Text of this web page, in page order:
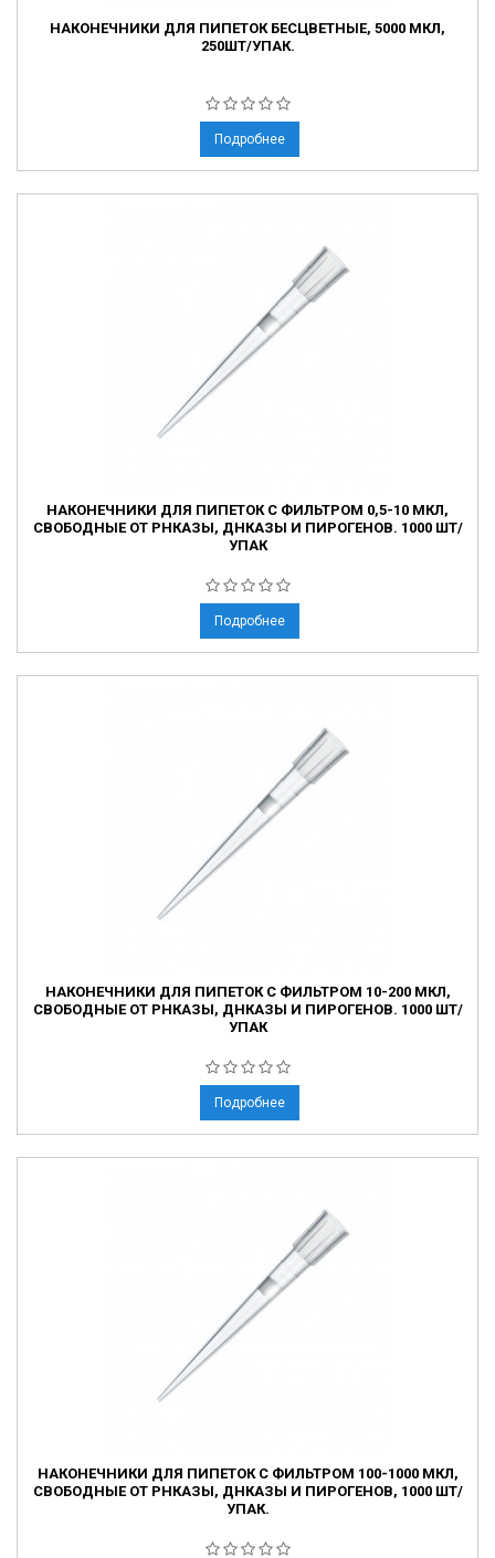
НАКОНЕЧНИКИ ДЛЯ ПИПЕТОК БЕСЦВЕТНЫЕ, 5000 МКЛ,
250ШТ/УПАК.
Подробнее
НАКОНЕЧНИКИ ДЛЯ ПИПЕТОК С ФИЛЬТРОМ 0,5-10 МКЛ,
СВОБОДНЫЕ ОТ РНКАЗЫ, ДНКАЗЫ И ПИРОГЕНОВ. 1000 ШТ/
УПАК
Подробнее
НАКОНЕЧНИКИ ДЛЯ ПИПЕТОК С ФИЛЬТРОМ 10-200 МКЛ,
СВОБОДНЫЕ ОТ РНКАЗЫ, ДНКАЗЫ И ПИРОГЕНОВ. 1000 ШТ/
УПАК
Подробнее
НАКОНЕЧНИКИ ДЛЯ ПИПЕТОК С ФИЛЬТРОМ 100-1000 МКЛ,
СВОБОДНЫЕ ОТ РНКАЗЫ, ДНКАЗЫ И ПИРОГЕНОВ, 1000 ШТ/
УПАК.